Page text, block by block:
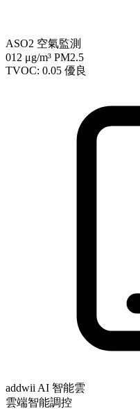
ASO2 空氣監測
012 μg/m³ PM2.5
TVOC: 0.05 優良
addwii AI 智能雲
雲端智能調控